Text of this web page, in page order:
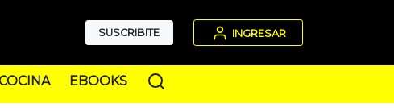
SUSCRIBITE INGRESAR
EBOOKS